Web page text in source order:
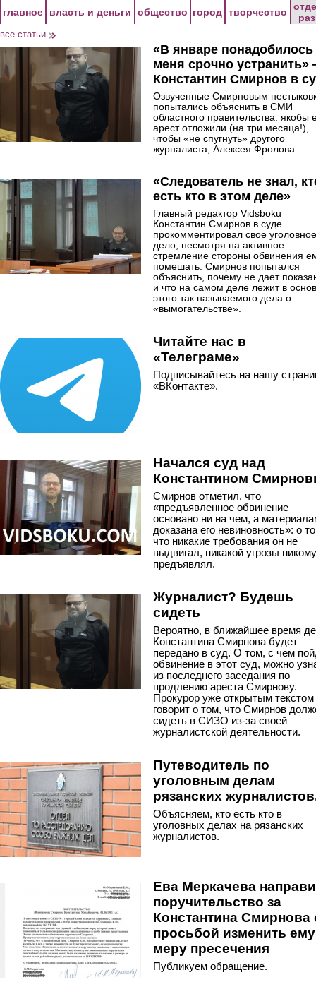
главное власть и деньги общество город творчество
все статьи
«В январе понадобилось
меня срочно
Константин Смирнов в
Озвученные Смирновым
попытались объяснить в СМИ
областного правительства: якобы
арест отложили (на три месяца!),
чтобы «не спугнуть» другого
журналиста, Алексея Фролова.
«Следователь не знал,
есть кто в этом деле»
Главный редактор Vidsboku
Константин Смирнов в суде
прокомментировал свое уголовное
дело, несмотря на активное
стремление стороны обвинения
помешать. Смирнов попытался
объяснить, почему не дает
и что на самом деле лежит в
этого так называемого дела о
«вымогательстве».
Читайте нас в
«Телеграме»
Подписывайтесь на нашу
«ВКонтакте».
Начался суд над
Константином
Смирнов отметил, что
«предъявленное обвинение
основано ни на чем, а
доказана его невиновность»: о
что никакие требования он не
выдвигал, никакой угрозы
предъявлял.
Журналист? Будешь
сидеть
Вероятно, в ближайшее время
Константина Смирнова будет
передано в суд. О том, с чем
обвинение в этот суд, можно
из последнего заседания по
продлению ареста Смирнову.
Прокурор уже открытым текстом
говорит о том, что Смирнов
сидеть в СИЗО из-за своей
журналистской деятельности.
Путеводитель по
уголовным делам
рязанских
Объясняем, кто есть кто в
уголовных делах на рязанских
журналистов.
Ева Меркачева
поручительство за
Константина Смирнова
просьбой изменить ему
меру пресечения
Публикуем обращение.